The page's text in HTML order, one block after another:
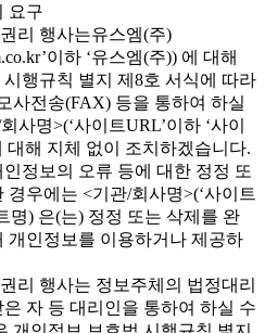
요구
리 행사는유스엠(주)
이하 ‘유스엠(주)) 에 대해
행규칙 별지 제8호 서식에 따라
사전송(FAX) 등을 통하여 하실
사명>(‘사이트URL’이하 ‘사이
대해 지체 없이 조치하겠습니다.
정보의 오류 등에 대한 정정 또
경우에는 <기관/회사명>(‘사이트
명) 은(는) 정정 또는 삭제를 완
개인정보를 이용하거나 제공하
리 행사는 정보주체의 법정대리
자 등 대리인을 통하여 하실 수